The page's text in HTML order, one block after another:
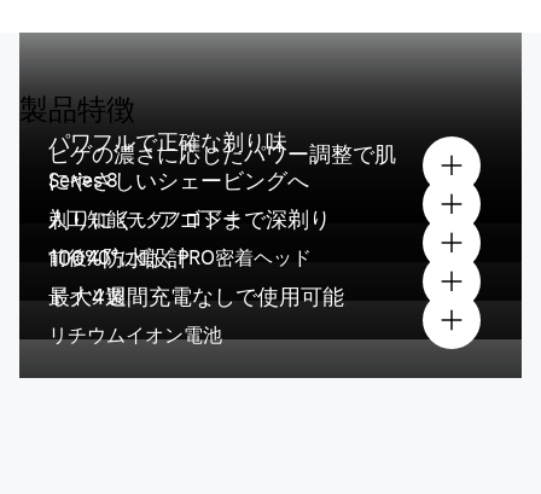
製品特徴
パワフルで正確な剃り味
Series 8
ヒゲの濃さに応じたパワー調整で肌
にやさしいシェービングへ
人工知能テクノロジー
剃りにくいアゴ下まで深剃り
前後40°に動くPRO密着ヘッド
100%防水設計
ドイツ製
最大4週間充電なしで使用可能
リチウムイオン電池